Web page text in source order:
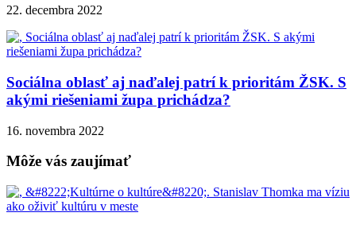
22. decembra 2022
Sociálna oblasť aj naďalej patrí k prioritám ŽSK. S
akými riešeniami župa prichádza?
16. novembra 2022
Môže vás zaujímať